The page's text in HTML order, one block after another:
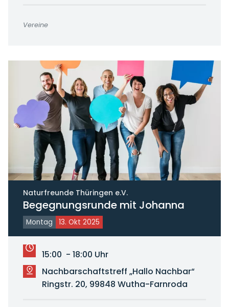
Vereine
Naturfreunde Thüringen e.V.
Begegnungsrunde mit Johanna
Montag 13. Okt 2025
15:00 - 18:00 Uhr
Nachbarschaftstreff „Hallo Nachbar“
Ringstr. 20, 99848 Wutha-Farnroda